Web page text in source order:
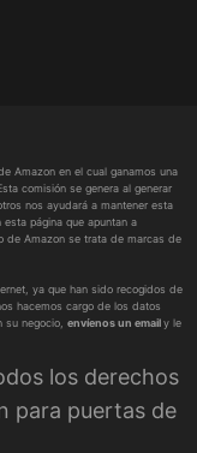
Amazon en el cual ganamos una
comisión se genera al generar
nos ayudará a mantener esta
página que apuntan a
de Amazon se trata de marcas de
ya que han sido recogidos de
hacemos cargo de los datos
su negocio, envíenos un emaily le
los derechos
para puertas de